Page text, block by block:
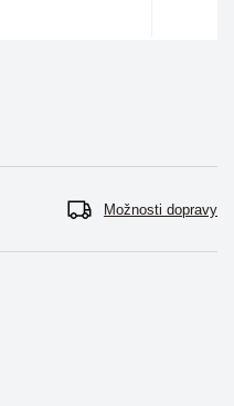
Možnosti dopravy